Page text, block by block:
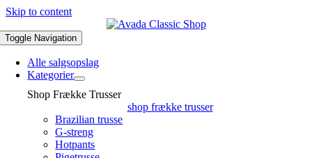
Skip to content
Toggle Navigation
Alle salgsopslag
Kategorier
Shop Frække Trusser
shop frække trusser
Brazilian trusse
G-streng
Hotpants